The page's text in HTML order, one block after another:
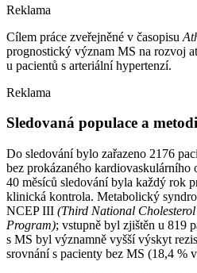
Reklama
Cílem práce zveřejněné v časopisu
prognostický význam MS na rozvoj
u pacientů s arteriální hypertenzí.
Reklama
Sledovaná populace a
Do sledování bylo zařazeno 2176
bez prokázaného kardiovaskulárního
40 měsíců sledování byla každý rok
klinická kontrola. Metabolický
NCEP III (Third National
Program); vstupně byl zjištěn u 819
s MS byl významně vyšší výskyt
srovnání s pacienty bez MS (18,4 %